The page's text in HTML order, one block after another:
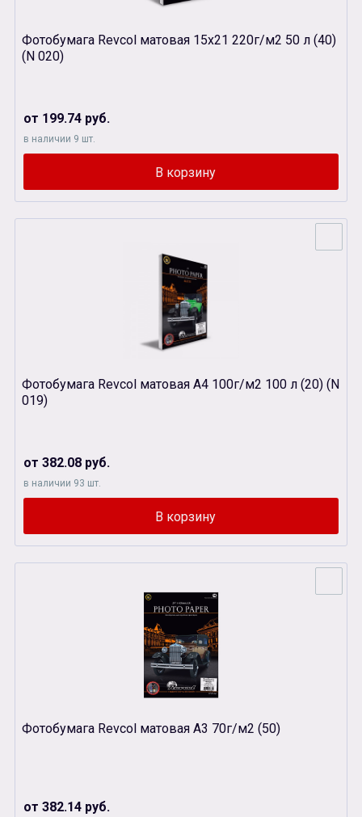
Фотобумага Revcol матовая 15х21 220г/м2 50 л (40)
(N 020)
от 199.74 руб.
в наличии 9 шт.
Фотобумага Revcol матовая А4 100г/м2 100 л (20) (N
019)
от 382.08 руб.
в наличии 93 шт.
Фотобумага Revcol матовая А3 70г/м2 (50)
от 382.14 руб.